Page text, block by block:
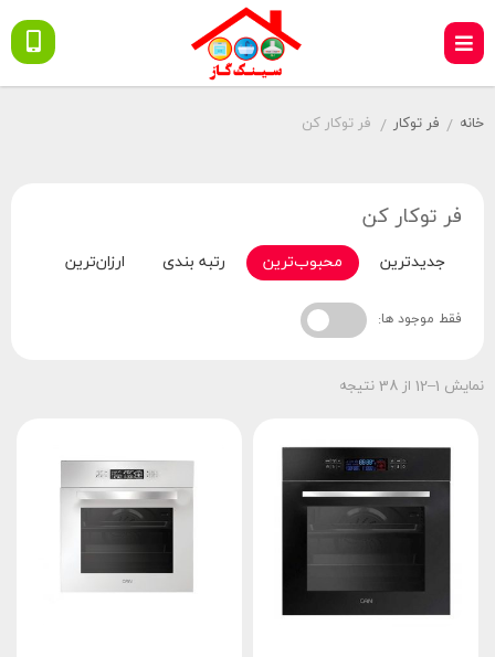
خانه / فر توکار / فر توکار کن
فر توکار کن
جدیدترین محبوب‌ترین رتبه بندی ارزان‌ترین
فقط موجود ها:
نمایش 1–12 از 38 نتیجه